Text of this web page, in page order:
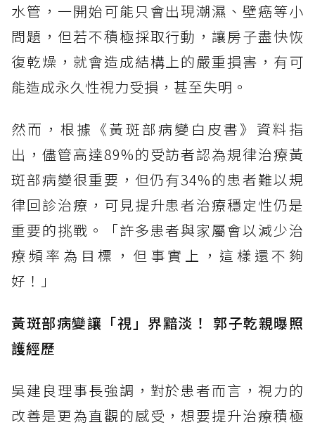
水管，一開始可能只會出現潮濕、壁癌等小
問題，但若不積極採取行動，讓房子盡快恢
復乾燥，就會造成結構上的嚴重損害，有可
能造成永久性視力受損，甚至失明。
然而，根據《黃斑部病變白皮書》資料指
出，儘管高達89%的受訪者認為規律治療黃
斑部病變很重要，但仍有34%的患者難以規
律回診治療，可見提升患者治療穩定性仍是
重要的挑戰。「許多患者與家屬會以減少治
療頻率為目標，但事實上，這樣還不夠
好！」
黃斑部病變讓「視」界黯淡！ 郭子乾親曝照
護經歷
吳建良理事長強調，對於患者而言，視力的
改善是更為直觀的感受，想要提升治療積極